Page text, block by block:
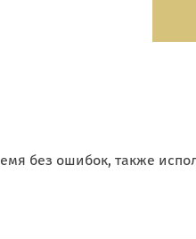
без ошибок, также